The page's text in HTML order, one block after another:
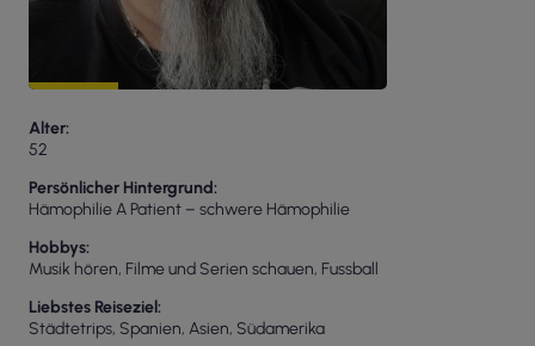
Alter
52
Persönlicher Hintergrund
Hämophilie A Patient – schwere Hämophilie
Hobbys
Musik hören, Filme und Serien schauen, Fussball
Liebstes Reiseziel
Städtetrips, Spanien, Asien, Südamerika